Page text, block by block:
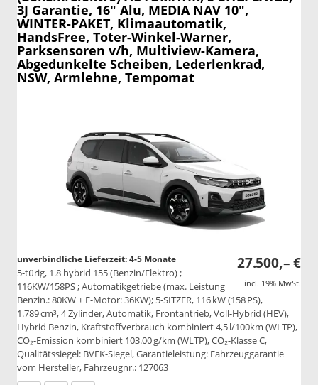
3J Garantie, 16" Alu, MEDIA NAV 10",
WINTER-PAKET, Klimaautomatik,
HandsFree, Toter-Winkel-Warner,
Parksensoren v/h, Multiview-Kamera,
Abgedunkelte Scheiben, Lederlenkrad,
NSW, Armlehne, Tempomat
27.500,– €
incl. 19% MwSt.
unverbindliche Lieferzeit: 4-5 Monate
5-türig, 1.8 hybrid 155 (Benzin/Elektro) ;
116KW/158PS ; Automatikgetriebe (max. Leistung
Benzin.: 80KW + E-Motor: 36KW); 5-SITZER, 116 kW (158 PS),
1.789 cm³, 4 Zylinder, Automatik, Frontantrieb, Voll-Hybrid (HEV),
Hybrid Benzin, Kraftstoffverbrauch kombiniert 4,5 l/100km (WLTP),
CO₂-Emission kombiniert 103.00 g/km (WLTP), CO₂-Klasse C,
Qualitätssiegel: BVFK-Siegel, Garantieleistung: Fahrzeuggarantie
vom Hersteller, Fahrzeugnr.: 127063